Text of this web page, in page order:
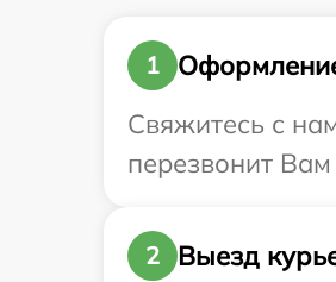
1
Свяжитесь с
перезвонит
2
Выезд